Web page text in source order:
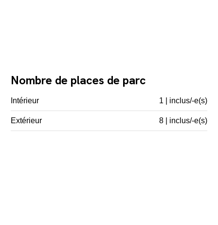
Nombre de places de parc
Intérieur 1 | inclus/-e(s)
Extérieur 8 | inclus/-e(s)